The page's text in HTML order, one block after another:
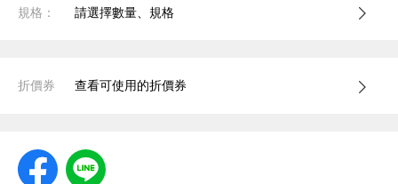
規格： 請選擇數量、規格
折價券 查看可使用的折價券